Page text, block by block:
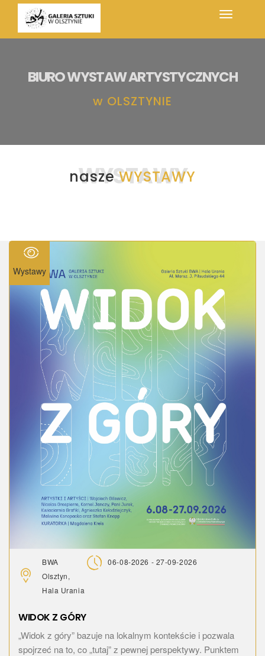
BIURO WYSTAW ARTYSTYCZNYCH
w OLSZTYNIE
WYSTAWY
naszeWYSTAWY
Wystawy
BWA
Olsztyn,
Hala Urania
06-08-2026 - 27-09-2026
WIDOK Z GÓRY
„Widok z góry” bazuje na lokalnym kontekście i pozwala
spojrzeć na to, co „tutaj” z pewnej perspektywy. Punktem